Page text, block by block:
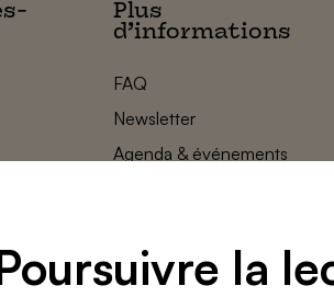
la
Plus
d’informations
FAQ
Newsletter
Agenda & événements
Paramètres des cookies